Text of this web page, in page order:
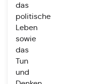
das
politische
Leben
sowie
das
Tun
und